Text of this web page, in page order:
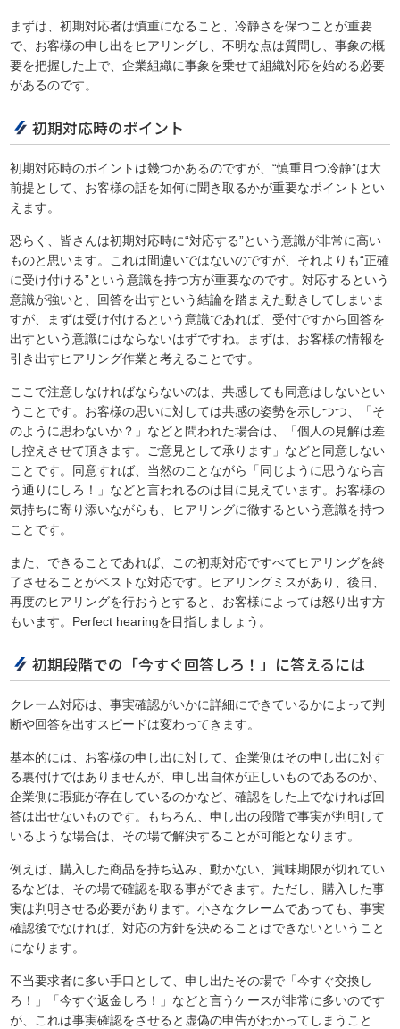
まずは、初期対応者は慎重になること、冷静さを保つことが重要
で、お客様の申し出をヒアリングし、不明な点は質問し、事象の概
要を把握した上で、企業組織に事象を乗せて組織対応を始める必要
があるのです。
初期対応時のポイント
初期対応時のポイントは幾つかあるのですが、“慎重且つ冷静”は大
前提として、お客様の話を如何に聞き取るかが重要なポイントとい
えます。
恐らく、皆さんは初期対応時に“対応する”という意識が非常に高い
ものと思います。これは間違いではないのですが、それよりも“正確
に受け付ける”という意識を持つ方が重要なのです。対応するという
意識が強いと、回答を出すという結論を踏まえた動きしてしまいま
すが、まずは受け付けるという意識であれば、受付ですから回答を
出すという意識にはならないはずですね。まずは、お客様の情報を
引き出すヒアリング作業と考えることです。
ここで注意しなければならないのは、共感しても同意はしないとい
うことです。お客様の思いに対しては共感の姿勢を示しつつ、「そ
のように思わないか？」などと問われた場合は、「個人の見解は差
し控えさせて頂きます。ご意見として承ります」などと同意しない
ことです。同意すれば、当然のことながら「同じように思うなら言
う通りにしろ！」などと言われるのは目に見えています。お客様の
気持ちに寄り添いながらも、ヒアリングに徹するという意識を持つ
ことです。
また、できることであれば、この初期対応ですべてヒアリングを終
了させることがベストな対応です。ヒアリングミスがあり、後日、
再度のヒアリングを行おうとすると、お客様によっては怒り出す方
もいます。Perfect hearingを目指しましょう。
初期段階での「今すぐ回答しろ！」に答えるには
クレーム対応は、事実確認がいかに詳細にできているかによって判
断や回答を出すスピードは変わってきます。
基本的には、お客様の申し出に対して、企業側はその申し出に対す
る裏付けではありませんが、申し出自体が正しいものであるのか、
企業側に瑕疵が存在しているのかなど、確認をした上でなければ回
答は出せないものです。もちろん、申し出の段階で事実が判明して
いるような場合は、その場で解決することが可能となります。
例えば、購入した商品を持ち込み、動かない、賞味期限が切れてい
るなどは、その場で確認を取る事ができます。ただし、購入した事
実は判明させる必要があります。小さなクレームであっても、事実
確認後でなければ、対応の方針を決めることはできないということ
になります。
不当要求者に多い手口として、申し出たその場で「今すぐ交換し
ろ！」「今すぐ返金しろ！」などと言うケースが非常に多いのです
が、これは事実確認をさせると虚偽の申告がわかってしまうこと